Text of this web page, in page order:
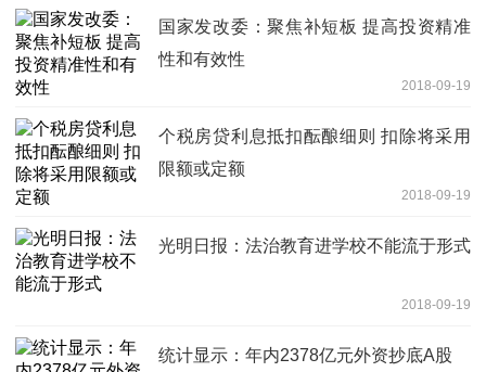
国家发改委：聚焦补短板 提高投资精准
性和有效性
2018-09-19
个税房贷利息抵扣酝酿细则 扣除将采用
限额或定额
2018-09-19
光明日报：法治教育进学校不能流于形式
2018-09-19
统计显示：年内2378亿元外资抄底A股